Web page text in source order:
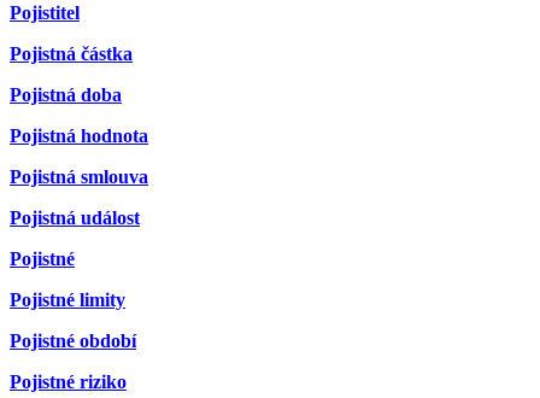
Pojistitel
Pojistná částka
Pojistná doba
Pojistná hodnota
Pojistná smlouva
Pojistná událost
Pojistné
Pojistné limity
Pojistné období
Pojistné riziko